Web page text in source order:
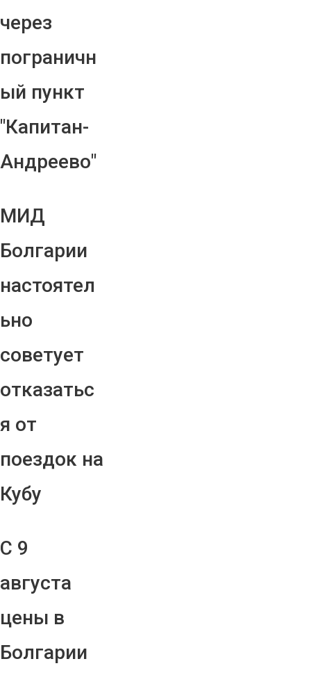
через
пограничн
ый пункт
"Капитан-
Андреево"
МИД
Болгарии
настоятел
ьно
советует
отказатьс
я от
поездок на
Кубу
С 9
августа
цены в
Болгарии